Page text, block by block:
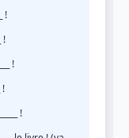
!
!
!
!
!